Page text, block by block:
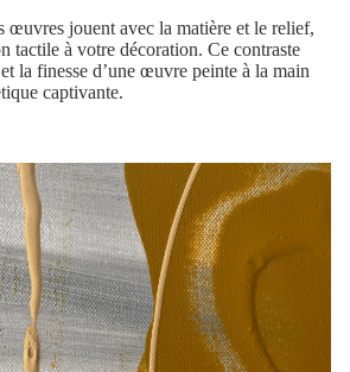
œuvres jouent avec la matière et le relief,
tactile à votre décoration. Ce contraste
la finesse d’une œuvre peinte à la main
captivante.